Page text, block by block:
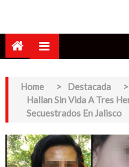
Home > Destacada
>
Hallan Sin Vida A Tres
Secuestrados En Jalisco